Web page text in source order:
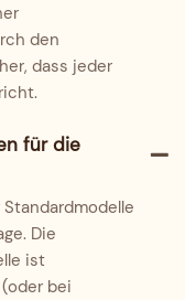
den
dass jeder
für die
Die
ist
bei